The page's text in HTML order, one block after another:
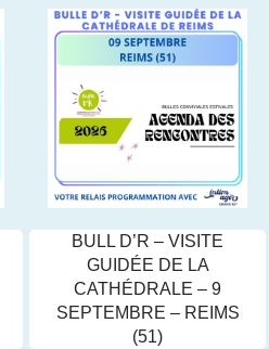
BULL D’R – VISITE
GUIDÉE DE LA
CATHÉDRALE – 9
SEPTEMBRE – REIMS
(51)